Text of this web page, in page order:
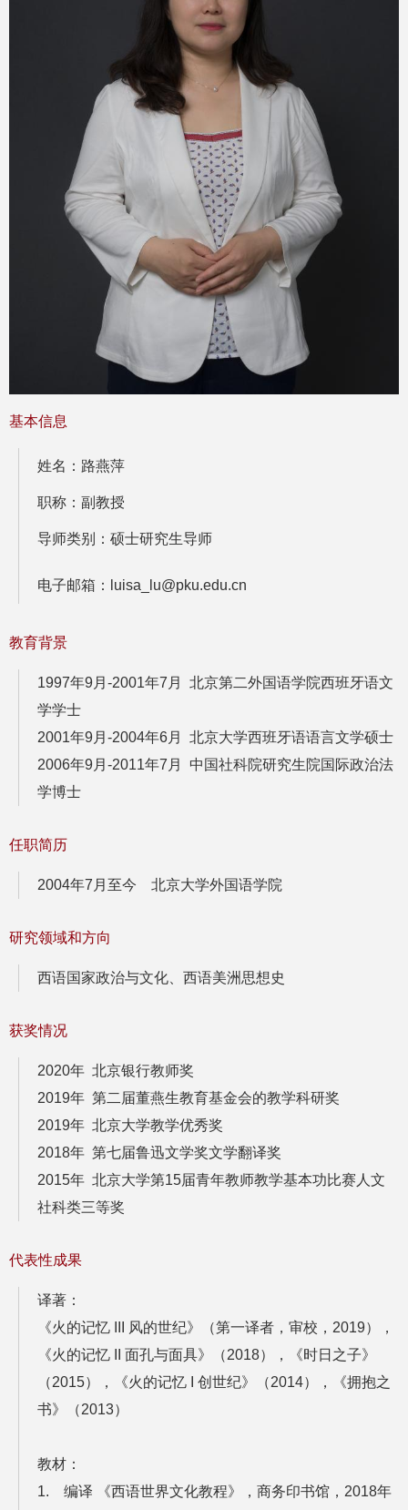
基本信息
姓名：路燕萍
职称：副教授
导师类别：硕士研究生导师
电子邮箱：luisa_lu@pku.edu.cn
教育背景
1997年9月-2001年7月 北京第二外国语学院西班牙语文
学学士
2001年9月-2004年6月 北京大学西班牙语语言文学硕士
2006年9月-2011年7月 中国社科院研究生院国际政治法
学博士
任职简历
2004年7月至今 北京大学外国语学院
研究领域和方向
西语国家政治与文化、西语美洲思想史
获奖情况
2020年 北京银行教师奖
2019年 第二届董燕生教育基金会的教学科研奖
2019年 北京大学教学优秀奖
2018年 第七届鲁迅文学奖文学翻译奖
2015年 北京大学第15届青年教师教学基本功比赛人文
社科类三等奖
代表性成果
译著：
《火的记忆 III 风的世纪》（第一译者，审校，2019），
《火的记忆 II 面孔与面具》（2018），《时日之子》
（2015），《火的记忆 I 创世纪》（2014），《拥抱之
书》（2013）
教材：
1. 编译 《西语世界文化教程》，商务印书馆，2018年